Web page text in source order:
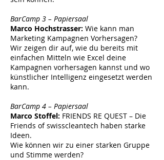
BarCamp 3 – Papiersaal
Marco Hochstrasser: Wie kann man
Marketing Kampagnen Vorhersagen?
Wir zeigen dir auf, wie du bereits mit
einfachen Mitteln wie Excel deine
Kampagnen vorhersagen kannst und wo
künstlicher Intelligenz eingesetzt werden
kann.
BarCamp 4 – Papiersaal
Marco Stoffel: FRIENDS RE QUEST – Die
Friends of swisscleantech haben starke
Ideen.
Wie können wir zu einer starken Gruppe
und Stimme werden?